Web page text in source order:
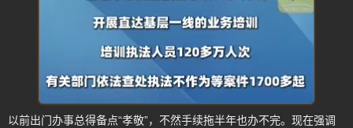
以前出门办事总得备点“孝敬”，不然手续拖半年也办不完。现在强调